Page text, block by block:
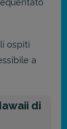
ospiti
a
di